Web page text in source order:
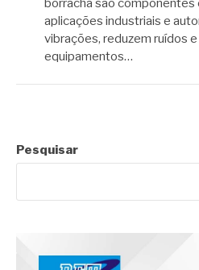
borracha são
aplicações industriais e
vibrações, reduzem ruídos
equipamentos…
Pesquisar